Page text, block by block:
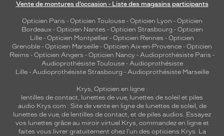
Vente de montures d’occasion - Liste des magasins participants
Opticien Paris - Opticien Toulouse- Opticien Lyon - Opticien
Bordeaux- Opticien Nantes - Opticien Strasbourg - Opticien
Lille - Opticien Montpellier - Opticien Rennes - Opticien
Grenoble - Opticien Marseille - Opticien Aix-en-Provence - Opticien
Reims - Opticien Angers - Opticien Nancy - Audioprothésiste Paris -
Audioprothésiste Toulouse- Audioprothésiste
Lille- Audioprothésiste Strasbourg - Audioprothésiste Marseille
Krys, Opticien en ligne :
lentilles de contact, lunettes de vue, lunettes de soleil et piles
audio Krys.com : Site de vente en ligne de lunettes de soleil, de
lunettes de vue, de lentilles de contact, et de piles audios. Essayez
vos lunettes grâce au miroir virtuel Krys, commandez en ligne et
faites vous livrer gratuitement chez l'un des opticiens Krys. La